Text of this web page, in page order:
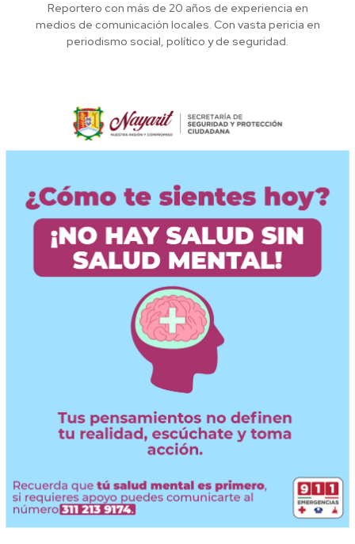
Reportero con más de 20 años de experiencia en
medios de comunicación locales. Con vasta pericia en
periodismo social, político y de seguridad.